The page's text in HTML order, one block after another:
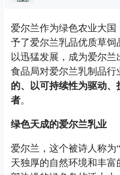
爱尔兰作为绿色农业大
予了爱尔兰乳品优质草
以迅猛发展，成为爱尔
食品局对爱尔兰乳制品行
的、以可持续性为驱动
者。
绿色天成的爱尔兰乳业
爱尔兰，这个被诗人称为
天独厚的自然环境和丰